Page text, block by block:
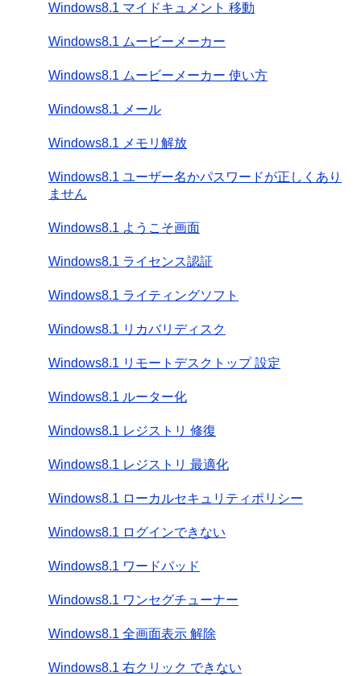
Windows8.1 マイドキュメント 移動
Windows8.1 ムービーメーカー
Windows8.1 ムービーメーカー 使い方
Windows8.1 メール
Windows8.1 メモリ解放
Windows8.1 ユーザー名かパスワードが正しくあり
ません
Windows8.1 ようこそ画面
Windows8.1 ライセンス認証
Windows8.1 ライティングソフト
Windows8.1 リカバリディスク
Windows8.1 リモートデスクトップ 設定
Windows8.1 ルーター化
Windows8.1 レジストリ 修復
Windows8.1 レジストリ 最適化
Windows8.1 ローカルセキュリティポリシー
Windows8.1 ログインできない
Windows8.1 ワードパッド
Windows8.1 ワンセグチューナー
Windows8.1 全画面表示 解除
Windows8.1 右クリック できない